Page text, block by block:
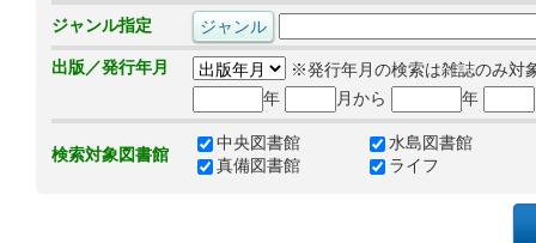
ジャンル指定
出版／発行年月
※発行年月の検索は雑誌のみ対
年
月から 年
検索対象図書館
中央図書館
水島図書館
真備図書館
ライフ